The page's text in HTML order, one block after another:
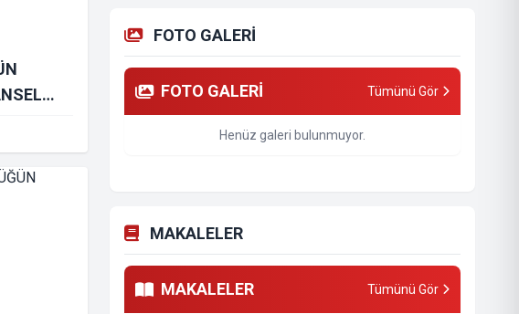
FOTO GALERİ
FOTO GALERİ Tümünü Gör
Henüz galeri bulunmuyor.
MAKALELER
MAKALELER Tümünü Gör